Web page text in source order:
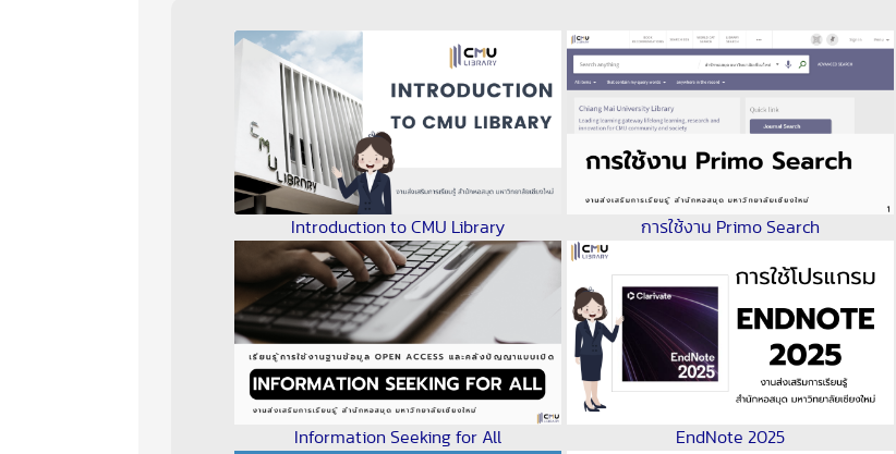
Introduction to CMU Library การใช้งาน Primo Search
Information Seeking for All EndNote 2025